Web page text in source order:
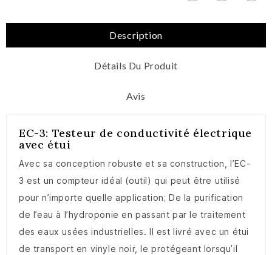
Description
Détails Du Produit
Avis
EC-3: Testeur de conductivité électrique
avec étui
Avec sa conception robuste et sa construction, l’EC-
3 est un compteur idéal (outil) qui peut être utilisé
pour n’importe quelle application; De la purification
de l’eau à l’hydroponie en passant par le traitement
des eaux usées industrielles. Il est livré avec un étui
de transport en vinyle noir, le protégeant lorsqu’il